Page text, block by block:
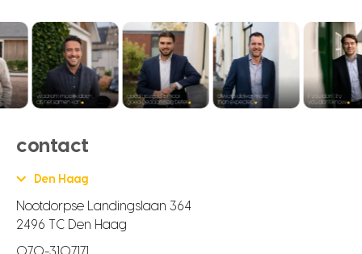
contact
Den Haag
Nootdorpse Landingslaan 364
2496 TC Den Haag
070-3107171